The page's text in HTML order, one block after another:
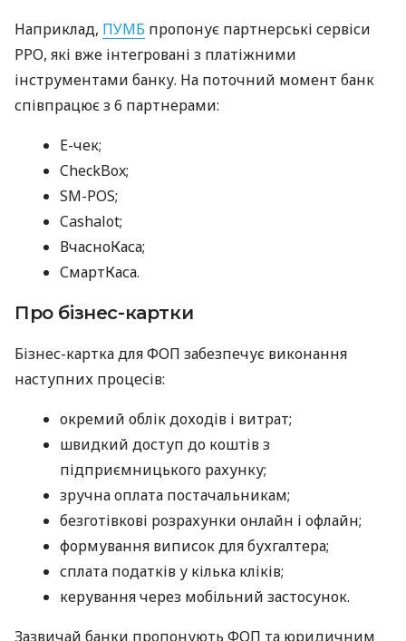
Наприклад, ПУМБ пропонує партнерські сервіси
РРО, які вже інтегровані з платіжними
інструментами банку. На поточний момент банк
співпрацює з 6 партнерами:
E-чек;
CheckBox;
SM-POS;
Cashalot;
ВчасноКаса;
СмартКаса.
Про бізнес-картки
Бізнес-картка для ФОП забезпечує виконання
наступних процесів:
окремий облік доходів і витрат;
швидкий доступ до коштів з
підприємницького рахунку;
зручна оплата постачальникам;
безготівкові розрахунки онлайн і офлайн;
формування виписок для бухгалтера;
сплата податків у кілька кліків;
керування через мобільний застосунок.
Зазвичай банки пропонують ФОП та юридичним